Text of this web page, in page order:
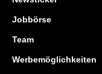
Jobbörse
Team
Werbemöglichkeiten